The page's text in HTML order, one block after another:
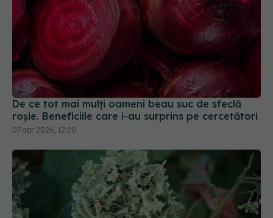
De ce tot mai mulți oameni beau suc de sfeclă
roșie. Beneficiile care i-au surprins pe cercetători
07 apr 2026, 12:20